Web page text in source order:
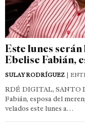
Este lunes
Ebelise Fabián,
SULAY RODRÍGUEZ |
RDÉ DIGITAL, SANTO
Fabián, esposa del
velados este lunes a…